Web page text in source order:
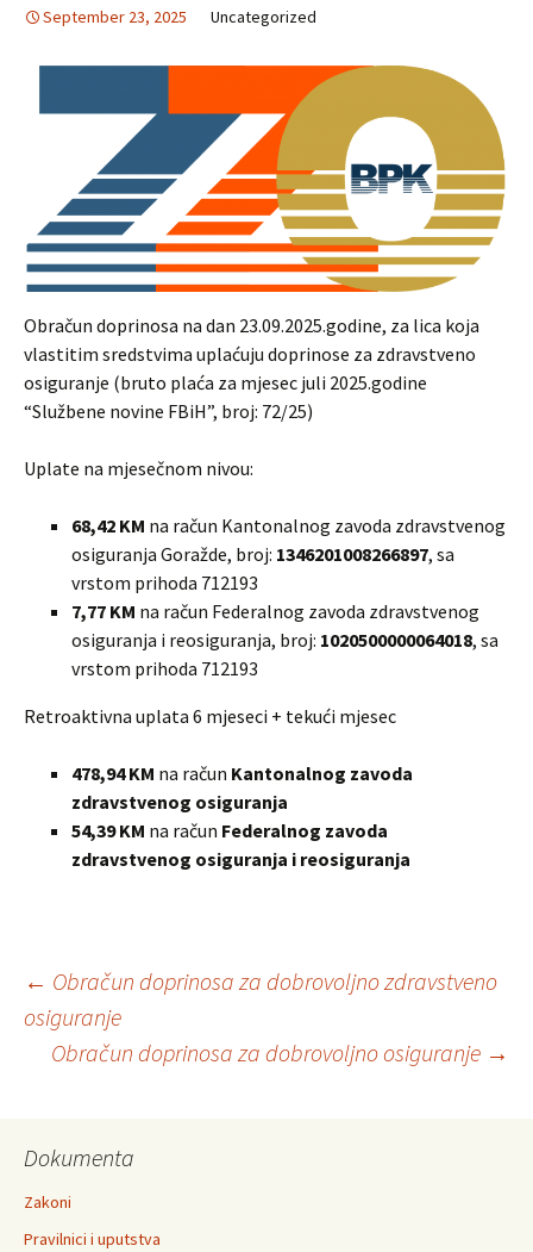
September 23, 2025 Uncategorized
Obračun doprinosa na dan 23.09.2025.godine, za lica koja
vlastitim sredstvima uplaćuju doprinose za zdravstveno
osiguranje (bruto plaća za mjesec juli 2025.godine
“Službene novine FBiH”, broj: 72/25)
Uplate na mjesečnom nivou:
68,42 KM na račun Kantonalnog zavoda zdravstvenog
osiguranja Goražde, broj: 1346201008266897, sa
vrstom prihoda 712193
7,77 KM na račun Federalnog zavoda zdravstvenog
osiguranja i reosiguranja, broj: 1020500000064018, sa
vrstom prihoda 712193
Retroaktivna uplata 6 mjeseci + tekući mjesec
478,94 KM na račun Kantonalnog zavoda
zdravstvenog osiguranja
54,39 KM na račun Federalnog zavoda
zdravstvenog osiguranja i reosiguranja
Post
navigation
← Obračun doprinosa za dobrovoljno zdravstveno
osiguranje
Obračun doprinosa za dobrovoljno osiguranje →
Dokumenta
Zakoni
Pravilnici i uputstva